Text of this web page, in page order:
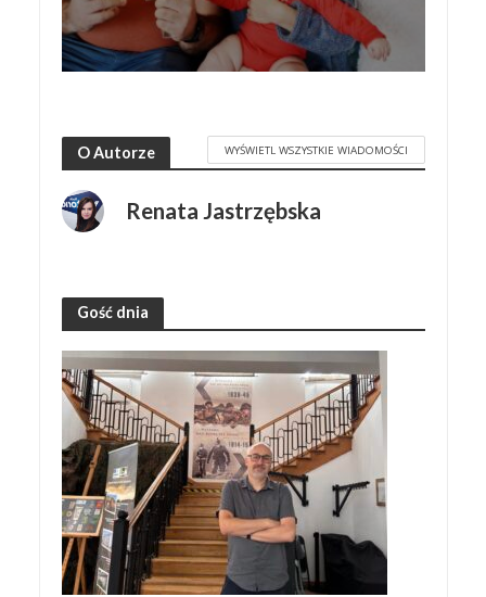
O Autorze WYŚWIETL WSZYSTKIE WIADOMOŚCI
Renata Jastrzębska
Gość dnia